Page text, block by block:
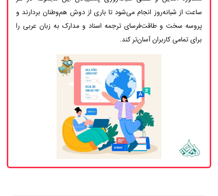
ساعت از شبانه‌روز انجام می‌شود تا باری از دوش هم‌وطنان بردارند و
پروسه سخت و طاقت‌فرسای ترجمه اسناد و مدارک به زبان عربی را
برای تمامی کاربران آسان‌تر کند.